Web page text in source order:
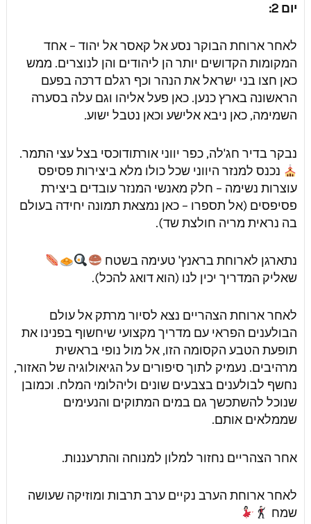
יום 2:
לאחר ארוחת הבוקר נסע אל קאסר אל יהוד – אחד
המקומות הקדושים יותר הן ליהודים והן לנוצרים. ממש
כאן חצו בני ישראל את הנהר וכף רגלם דרכה בפעם
הראשונה בארץ כנען. כאן פעל אליהו וגם עלה בסערה
השמימה, כאן ניבא אלישע וכאן נטבל ישוע.
נבקר בדיר חג'לה, כפר יווני אורתודוכסי בצל עצי התמר.
נכנס למנזר היווני שכל כולו מלא ביצירות פסיפס
עוצרות נשימה – חלק מאנשי המנזר עובדים ביצירת
פסיפסים (אל תספרו – כאן נמצאת תמונה יחידה בעולם
בה נראית מריה חולצת שד).
נתארגן לארוחת בראנץ' טעימה בשטח
שאליק המדריך יכין לנו (הוא דואג להכל).
לאחר ארוחת הצהריים נצא לסיור מרתק אל עולם
הבולענים הפראי עם מדריך מקצועי שיחשוף בפנינו את
תופעת הטבע הקסומה הזו, אל מול נופי בראשית
מרהיבים. נעמיק לתוך סיפורים על הגיאולוגיה של האזור,
נחשף לבולענים בצבעים שונים וליהלומי המלח. וכמובן
שנוכל להשתכשך גם במים המתוקים והנעימים
שממלאים אותם.
אחר הצהריים נחזור למלון למנוחה והתרעננות.
לאחר ארוחת הערב נקיים ערב תרבות ומוזיקה שעושה
שמח